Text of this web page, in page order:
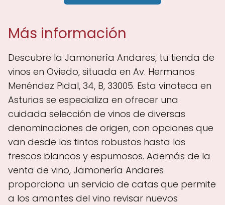
Más información
Descubre la Jamonería Andares, tu tienda de
vinos en Oviedo, situada en Av. Hermanos
Menéndez Pidal, 34, B, 33005. Esta vinoteca en
Asturias se especializa en ofrecer una
cuidada selección de vinos de diversas
denominaciones de origen, con opciones que
van desde los tintos robustos hasta los
frescos blancos y espumosos. Además de la
venta de vino, Jamonería Andares
proporciona un servicio de catas que permite
a los amantes del vino revisar nuevos